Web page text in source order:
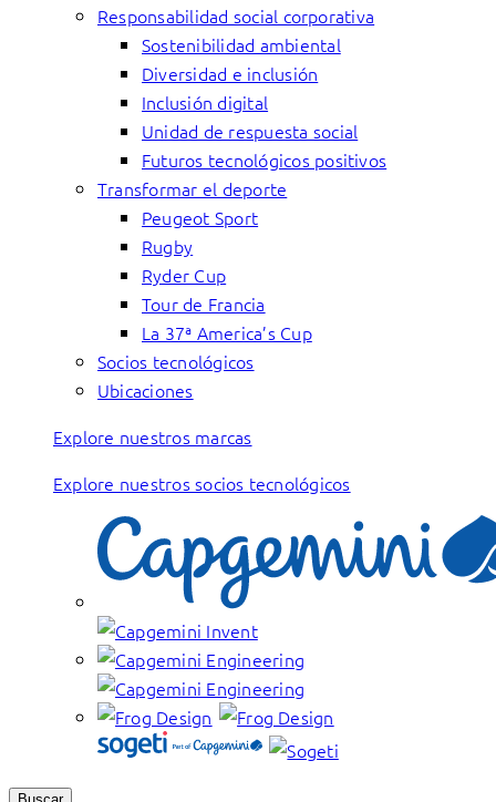
Responsabilidad social corporativa
Sostenibilidad ambiental
Diversidad e inclusión
Inclusión digital
Unidad de respuesta social
Futuros tecnológicos positivos
Transformar el deporte
Peugeot Sport
Rugby
Ryder Cup
Tour de Francia
La 37ª America’s Cup
Socios tecnológicos
Ubicaciones
Explore nuestros marcas
Explore nuestros socios tecnológicos